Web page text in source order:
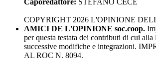
Caporedattore: STEFANO CECE
COPYRIGHT 2026 L'OPINIONE
AMICI DE L'OPINIONE soc.coop.
per questa testata dei contributi di cui
successive modifiche e integrazioni.
AL ROC N. 8094.